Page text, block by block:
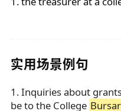
实用场景例句
1 .Inquiries about
be to the College Bursar